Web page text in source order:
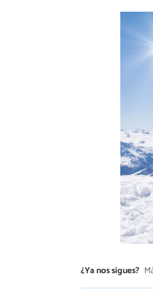
¿Ya nos sigues?